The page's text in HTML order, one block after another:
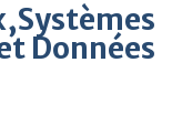
Données